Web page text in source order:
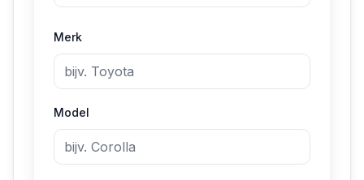
Merk
Model